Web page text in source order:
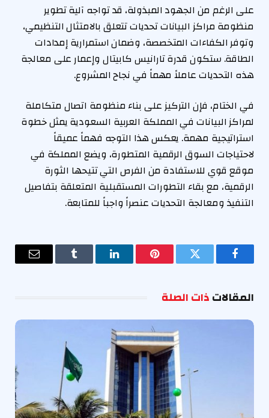
على الرغم من الجهود المبذولة، قد تواجه آلية تطوير
منظومة مراكز البيانات تحديات تتعلق بالامتثال التنظيمي،
وتوفر الكفاءات المتخصصة، وضمان استمرارية إمدادات
الطاقة. ستكون قدرة تارانيس كابيتال وإعمار على معالجة
هذه التحديات عاملاً مهماً في نجاح المشروع.
في الختام، فإن التركيز على بناء منظومة اتصال متكاملة
لمراكز البيانات في المملكة العربية السعودية يمثل خطوة
استراتيجية مهمة. يعكس هذا التوجه فهماً عميقاً
لاحتياجات السوق الرقمية المتطورة، ويضع المملكة في
موقع قوي للاستفادة من الفرص التي تتيحها الثورة
الرقمية، مع بقاء التطورات المستقبلية المتعلقة بتفاصيل
التنفيذ ومعالجة التحديات عنصراً واجباً للمتابعة.
فيسبوك تويتر بينتيريستلينكدإن Tumblr
البريد
المقالاتذات الصلة